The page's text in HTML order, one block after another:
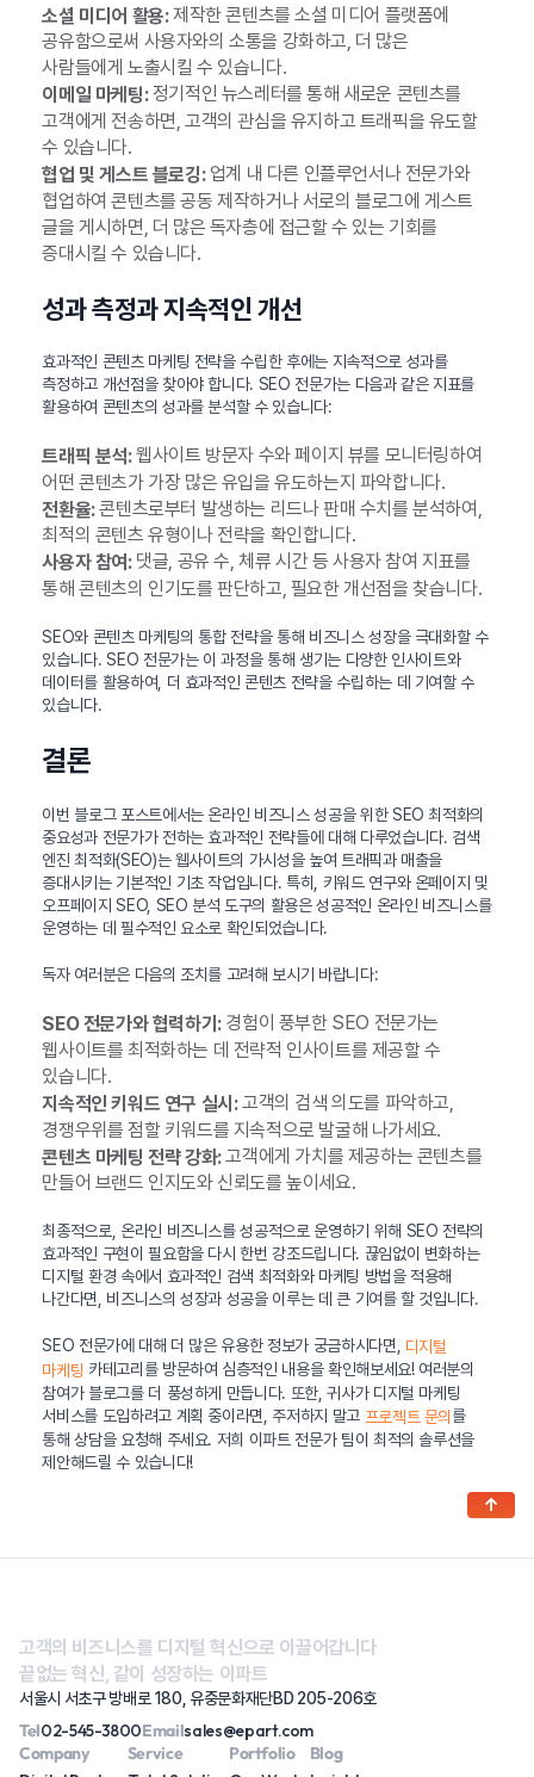
소셜 미디어 활용:제작한 콘텐츠를 소셜 미디어 플랫폼에
공유함으로써 사용자와의 소통을 강화하고, 더 많은
사람들에게 노출시킬 수 있습니다.
이메일 마케팅:정기적인 뉴스레터를 통해 새로운 콘텐츠를
고객에게 전송하면, 고객의 관심을 유지하고 트래픽을 유도할
수 있습니다.
협업 및 게스트 블로깅:업계 내 다른 인플루언서나 전문가와
협업하여 콘텐츠를 공동 제작하거나 서로의 블로그에 게스트
글을 게시하면, 더 많은 독자층에 접근할 수 있는 기회를
증대시킬 수 있습니다.
성과 측정과 지속적인 개선
효과적인 콘텐츠 마케팅 전략을 수립한 후에는 지속적으로 성과를
측정하고 개선점을 찾아야 합니다. SEO 전문가는 다음과 같은 지표를
활용하여 콘텐츠의 성과를 분석할 수 있습니다:
트래픽 분석:웹사이트 방문자 수와 페이지 뷰를 모니터링하여
어떤 콘텐츠가 가장 많은 유입을 유도하는지 파악합니다.
전환율:콘텐츠로부터 발생하는 리드나 판매 수치를 분석하여,
최적의 콘텐츠 유형이나 전략을 확인합니다.
사용자 참여:댓글, 공유 수, 체류 시간 등 사용자 참여 지표를
통해 콘텐츠의 인기도를 판단하고, 필요한 개선점을 찾습니다.
SEO와 콘텐츠 마케팅의 통합 전략을 통해 비즈니스 성장을 극대화할 수
있습니다. SEO 전문가는 이 과정을 통해 생기는 다양한 인사이트와
데이터를 활용하여, 더 효과적인 콘텐츠 전략을 수립하는 데 기여할 수
있습니다.
결론
이번 블로그 포스트에서는 온라인 비즈니스 성공을 위한 SEO 최적화의
중요성과 전문가가 전하는 효과적인 전략들에 대해 다루었습니다. 검색
엔진 최적화(SEO)는 웹사이트의 가시성을 높여 트래픽과 매출을
증대시키는 기본적인 기초 작업입니다. 특히, 키워드 연구와 온페이지 및
오프페이지 SEO, SEO 분석 도구의 활용은 성공적인 온라인 비즈니스를
운영하는 데 필수적인 요소로 확인되었습니다.
독자 여러분은 다음의 조치를 고려해 보시기 바랍니다:
SEO 전문가와 협력하기:경험이 풍부한 SEO 전문가는
웹사이트를 최적화하는 데 전략적 인사이트를 제공할 수
있습니다.
지속적인 키워드 연구 실시:고객의 검색 의도를 파악하고,
경쟁우위를 점할 키워드를 지속적으로 발굴해 나가세요.
콘텐츠 마케팅 전략 강화:고객에게 가치를 제공하는 콘텐츠를
만들어 브랜드 인지도와 신뢰도를 높이세요.
최종적으로, 온라인 비즈니스를 성공적으로 운영하기 위해 SEO 전략의
효과적인 구현이 필요함을 다시 한번 강조드립니다. 끊임없이 변화하는
디지털 환경 속에서 효과적인 검색 최적화와 마케팅 방법을 적용해
나간다면, 비즈니스의 성장과 성공을 이루는 데 큰 기여를 할 것입니다.
SEO 전문가에 대해 더 많은 유용한 정보가 궁금하시다면, 디지털
마케팅 카테고리를 방문하여 심층적인 내용을 확인해보세요! 여러분의
참여가 블로그를 더 풍성하게 만듭니다. 또한, 귀사가 디지털 마케팅
서비스를 도입하려고 계획 중이라면, 주저하지 말고 프로젝트 문의 를
통해 상담을 요청해 주세요. 저희 이파트 전문가 팀이 최적의 솔루션을
제안해드릴 수 있습니다!
고객의 비즈니스를 디지털 혁신으로 이끌어갑니다
끝없는 혁신, 같이 성장하는 이파트
서울시 서초구 방배로 180, 유중문화재단BD 205-206호
Tel02-545-3800Emailsales@epart.com
Company
Service
Portfolio
Blog
↑